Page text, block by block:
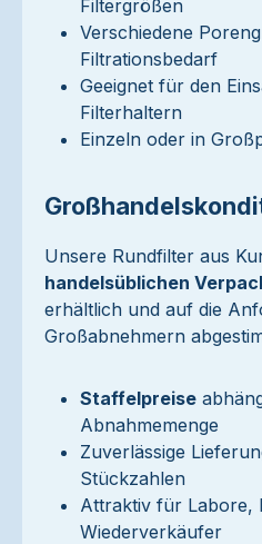
Filtergrößen
Verschiedene
Filtrationsbedarf
Geeignet für den
Filterhaltern
Einzeln oder in
Unsere Rundfilter aus
handelsüblichen
erhältlich und auf die
Großabnehmern
Staffelpreise
Abnahmemenge
Zuverlässige
Stückzahlen
Attraktiv für Labore,
Wiederverkäufer